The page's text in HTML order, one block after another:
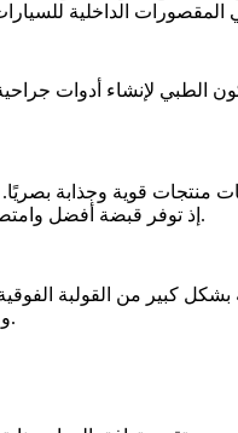
الطبي لإنشاء أدوات
منتجات قوية وجذابة
TPE أو TPU، إذ توفر قبضة أفضل وامتصاصًا للصدمات ومظهرًا أكثر جاذبية، مما يعزز الوظائف وقابلية التسويق معًا.
بشكل كبير من القولبة
ومقاومة أعلى للتحديات البيئية، مما يطيل عمر المعدات ويخفض تكاليف الصيانة في النهاية.